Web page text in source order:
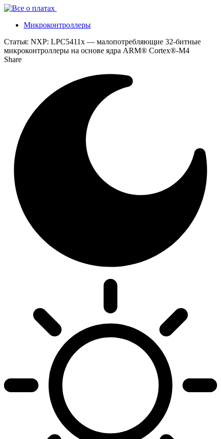
Микроконтроллеры
Статья: NXP: LPC5411x — малопотребляющие 32-битные
микроконтроллеры на основе ядра ARM® Cortex®-M4
Share